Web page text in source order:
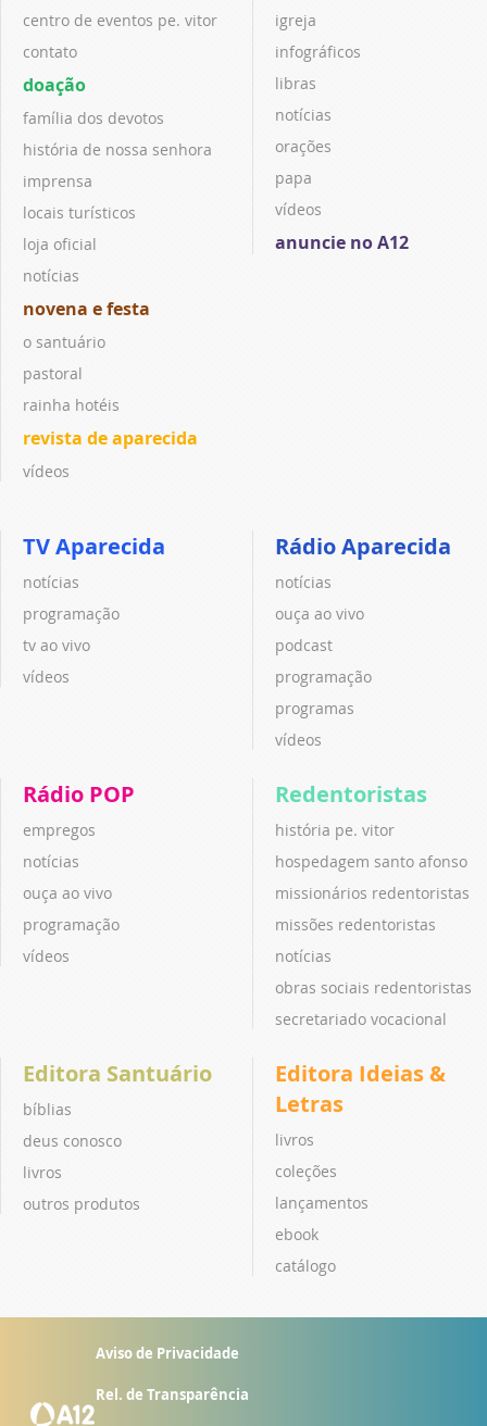
centro de eventos pe. vitor
contato
doação
família dos devotos
história de nossa senhora
imprensa
locais turísticos
loja oficial
notícias
novena e festa
o santuário
pastoral
rainha hotéis
revista de aparecida
vídeos
igreja
infográficos
libras
notícias
orações
papa
vídeos
anuncie no A12
TV Aparecida
notícias
programação
tv ao vivo
vídeos
Rádio Aparecida
notícias
ouça ao vivo
podcast
programação
programas
vídeos
Rádio POP
empregos
notícias
ouça ao vivo
programação
vídeos
Redentoristas
história pe. vitor
hospedagem santo afonso
missionários redentoristas
missões redentoristas
notícias
obras sociais redentoristas
secretariado vocacional
Editora Santuário
bíblias
deus conosco
livros
outros produtos
Editora Ideias &
Letras
livros
coleções
lançamentos
ebook
catálogo
Aviso de Privacidade
Rel. de Transparência